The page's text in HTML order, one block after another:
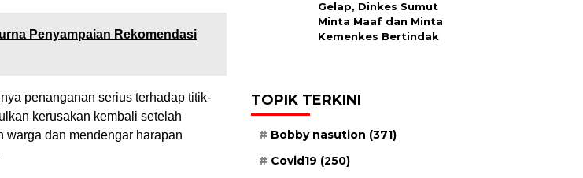
Penyampaian Rekomendasi
penanganan serius terhadap titik-
kerusakan kembali setelah
warga dan mendengar harapan
Gelap, Dinkes Sumut
Minta Maaf dan Minta
Kemenkes Bertindak
TOPIK TERKINI
Bobby nasution (371)
Covid19 (250)